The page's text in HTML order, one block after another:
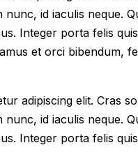
id iaculis neque.
Integer porta felis
et orci bibendum,
adipiscing elit. Cras
id iaculis neque.
Integer porta felis